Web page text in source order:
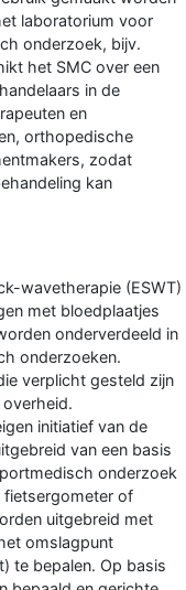
laboratorium voor
onderzoek, bijv.
het SMC over een
in de
en
orthopedische
zodat
kan
wavetherapie (ESWT)
met bloedplaatjes
onderverdeeld in
onderzoeken.
verplicht gesteld zijn
initiatief van de
van een basis
onderzoek
fietsergometer of
uitgebreid met
omslagpunt
te bepalen. Op basis